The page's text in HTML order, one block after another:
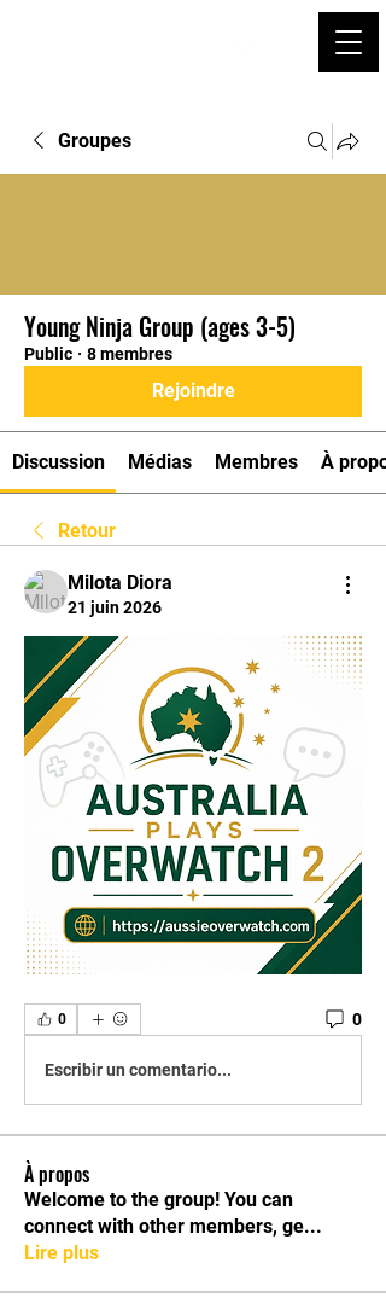
Groupes
Young Ninja Group (ages 3-5)
Public · 8 membres
Rejoindre
Discussion Médias Membres À
Retour
Milota Diora
21 juin 2026
0 0
Escribir un comentario...
À propos
Welcome to the group! You can
connect with other members, ge...
Lire plus